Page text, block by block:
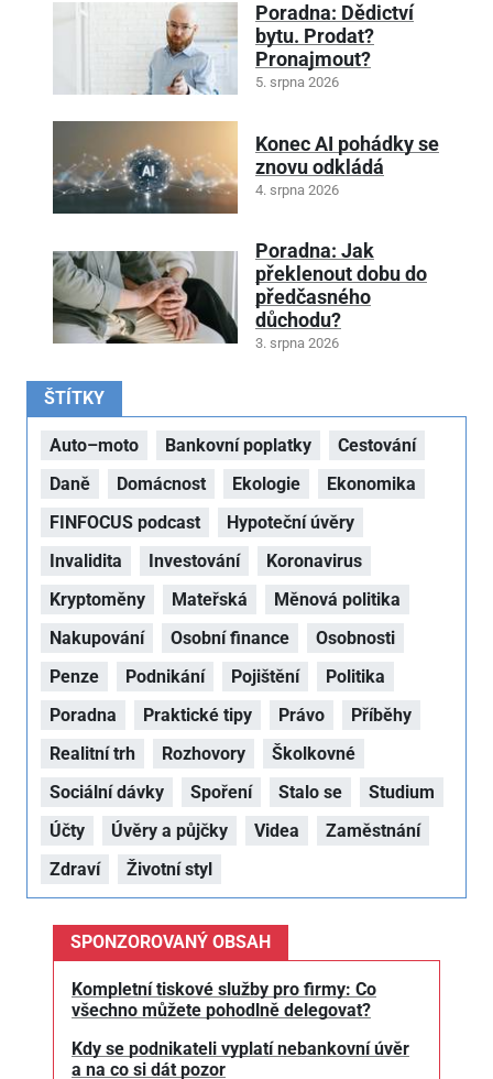
Poradna: Dědictví
bytu. Prodat?
Pronajmout?
5. srpna 2026
Konec AI pohádky se
znovu odkládá
4. srpna 2026
Poradna: Jak
překlenout dobu do
předčasného
důchodu?
3. srpna 2026
ŠTÍTKY
Auto–moto Bankovní poplatky
Cestování
Daně
Domácnost Ekologie
Ekonomika
FINFOCUS podcast
Hypoteční úvěry
Invalidita
Investování
Koronavirus
Kryptoměny
Mateřská
Měnová politika
Nakupování
Osobní finance
Osobnosti
Penze
Podnikání Pojištění
Politika
Poradna
Praktické tipy Právo
Příběhy
Realitní trh
Rozhovory
Školkovné
Sociální dávky
Spoření Stalo se
Studium
Účty
Úvěry a půjčky Videa
Zaměstnání
Zdraví
Životní styl
SPONZOROVANÝ OBSAH
Kompletní tiskové služby pro firmy: Co
všechno můžete pohodlně delegovat?
Kdy se podnikateli vyplatí nebankovní úvěr
a na co si dát pozor